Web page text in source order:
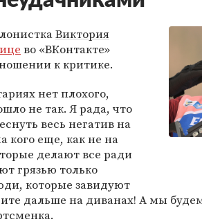
Виктория
во «ВКонтакте»
к критике.
нет плохого,
не так. Я рада, что
весь негатив на
кого еще, как не на
делают все ради
грязью только
которые завидуют
дальше на диванах! А мы